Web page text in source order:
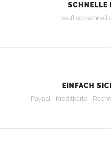
SCHNELLE
teuflisch schnell
EINFACH
Paypal - Kreditkarte -